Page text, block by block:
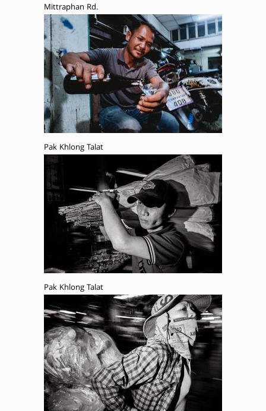
Mittraphan Rd.
Pak Khlong Talat
Pak Khlong Talat